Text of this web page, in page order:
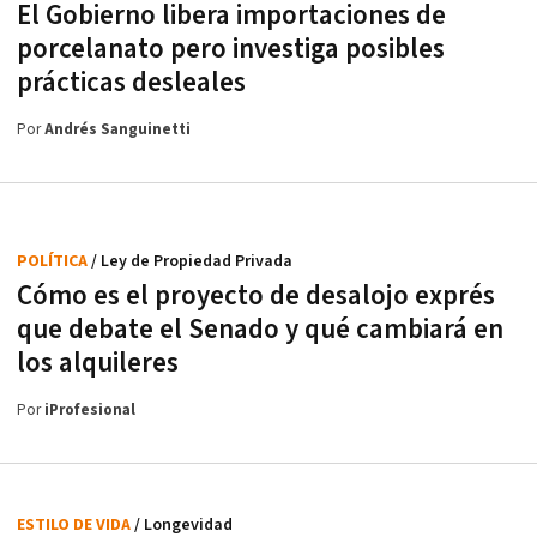
El Gobierno libera importaciones de
porcelanato pero investiga posibles
prácticas desleales
PorAndrés Sanguinetti
Cómo es el proyecto de desalojo exprés
que debate el Senado y qué cambiará en
los alquileres
POLÍTICA/ Ley de Propiedad Privada
PoriProfesional
ESTILO DE VIDA/ Longevidad